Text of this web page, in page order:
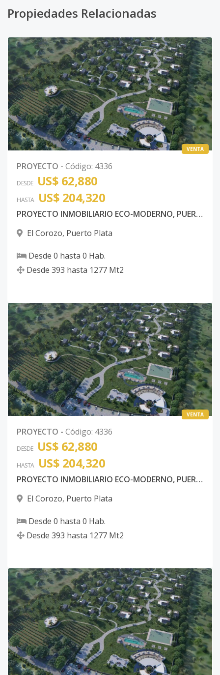
Propiedades Relacionadas
VENTA
PROYECTO - Código: 4336
DESDE US$ 62,880
HASTA US$ 204,320
PROYECTO INMOBILIARIO ECO-MODERNO, PUERTO PLATA
El Corozo, Puerto Plata
Desde 0 hasta 0 Hab.
Desde 393 hasta 1277 Mt2
VENTA
PROYECTO - Código: 4336
DESDE US$ 62,880
HASTA US$ 204,320
PROYECTO INMOBILIARIO ECO-MODERNO, PUERTO PLATA
El Corozo, Puerto Plata
Desde 0 hasta 0 Hab.
Desde 393 hasta 1277 Mt2